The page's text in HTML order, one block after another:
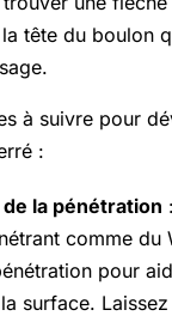
tête du boulon
à suivre pour
:
la pénétration
comme du
pour
surface.